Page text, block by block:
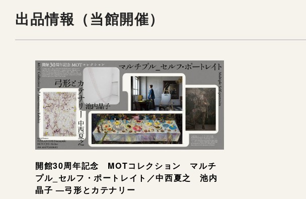
出品情報（当館開催）
開館30周年記念 MOTコレクション マルチ
プル_セルフ・ポートレイト／中西夏之 池内
晶子 —弓形とカテナリー